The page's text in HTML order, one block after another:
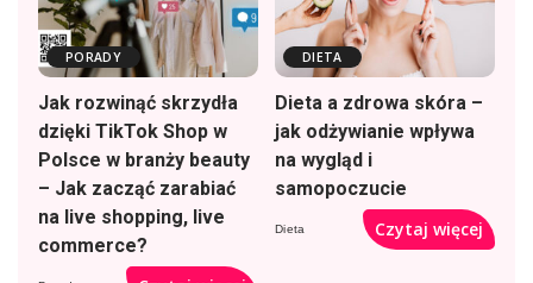
PORADY
Jak rozwinąć skrzydła
dzięki TikTok Shop w
Polsce w branży beauty
– Jak zacząć zarabiać
na live shopping, live
commerce?
DIETA
Dieta a zdrowa skóra –
jak odżywianie wpływa
na wygląd i
samopoczucie
Dieta Czytaj więcej